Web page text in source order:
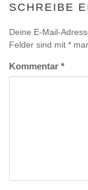
SCHREIBE
Deine E-Mail-
Felder sind mit *
Kommentar *